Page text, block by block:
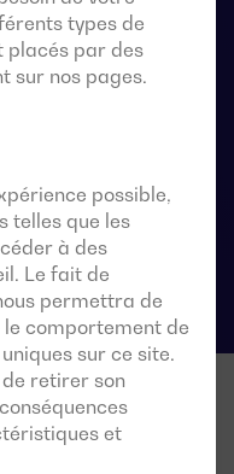
types de
placés par des
sur nos pages.
possible,
telles que les
à des
Le fait de
permettra de
comportement de
sur ce site.
retirer son
et
une interruption de
pendant le